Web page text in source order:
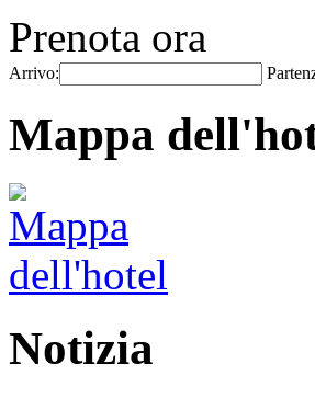
Prenota ora
Arrivo:
Mappa
Notizia